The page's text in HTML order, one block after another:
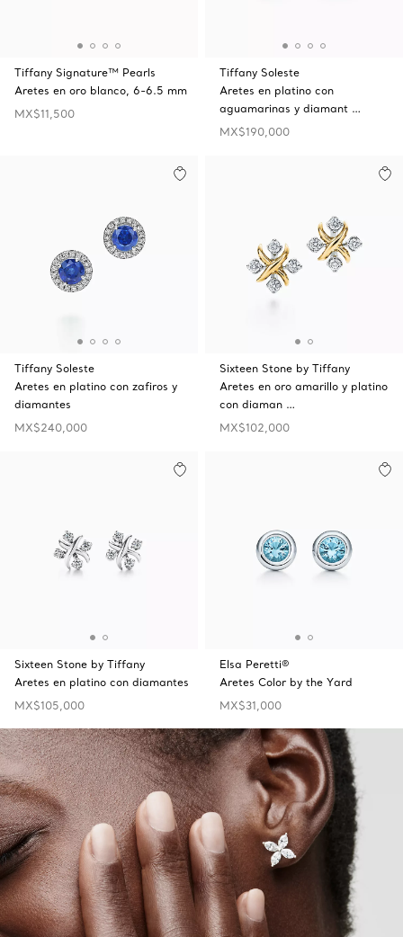
Tiffany Signature™ Pearls
Aretes en oro blanco, 6-6.5 mm
MX$11,500
Tiffany Soleste
Aretes en platino con
aguamarinas y diamant …
MX$190,000
Tiffany Soleste
Aretes en platino con zafiros y
diamantes
MX$240,000
Sixteen Stone by Tiffany
Aretes en oro amarillo y platino
con diaman …
MX$102,000
Sixteen Stone by Tiffany
Aretes en platino con diamantes
MX$105,000
Elsa Peretti®
Aretes Color by the Yard
MX$31,000